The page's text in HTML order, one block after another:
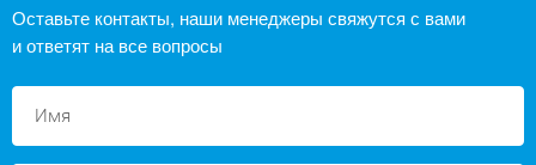
Оставьте контакты, наши менеджеры свяжутся с вами
и ответят на все вопросы